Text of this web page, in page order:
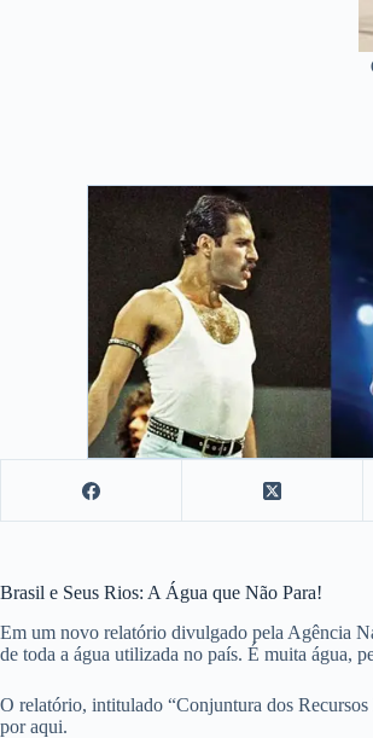
Brasil e Seus Rios: A Água que Não Para!
Em um novo relatório divulgado pela Agência
de toda a água utilizada no país. É muita água,
O relatório, intitulado “Conjuntura dos
por aqui.